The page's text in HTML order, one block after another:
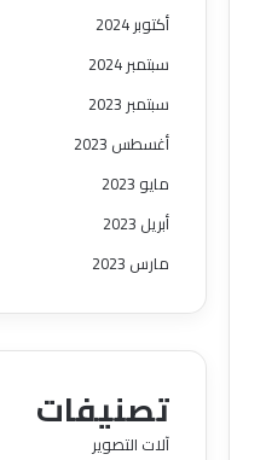
أكتوبر 2024
سبتمبر 2024
سبتمبر 2023
أغسطس 2023
مايو 2023
أبريل 2023
مارس 2023
تصنيفات
آلات التصوير